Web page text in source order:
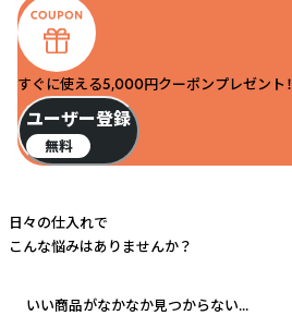
すぐに使える5,000円クーポンプレゼント！
ユーザー登録
無料
日々の仕入れで
こんな悩みはありませんか？
いい商品がなかなか見つからない...